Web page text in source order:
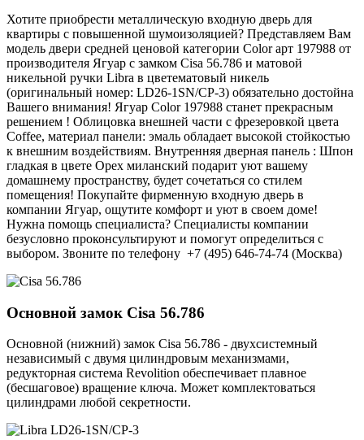
Хотите приобрести металлическую входную дверь для
квартиры с повышенной шумоизоляцией? Представляем Вам
модель двери средней ценовой категории Color арт 197988 от
производителя Ягуар с замком Cisa 56.786 и матовой
никельной ручки Libra в цветематовый никель
(оригинальный номер: LD26-1SN/CP-3) обязательно достойна
Вашего внимания! Ягуар Color 197988 станет прекрасным
решением ! Облицовка внешней части с фрезеровкой цвета
Coffee, материал панели: эмаль обладает высокой стойкостью
к внешним воздействиям. Внутренняя дверная панель : Шпон
гладкая в цвете Орех миланский подарит уют вашему
домашнему пространству, будет сочетаться со стилем
помещения! Покупайте фирменную входную дверь в
компании Ягуар, ощутите комфорт и уют в своем доме!
Нужна помощь специалиста? Специалисты компании
безусловно проконсультируют и помогут определиться с
выбором. Звоните по телефону +7 (495) 646-74-74 (Москва)
Основной замок Cisa 56.786
Основной (нижний) замок Cisa 56.786 - двухсистемный
независимый с двумя цилиндровым механизмами,
редукторная система Revolition обеспечивает плавное
(бесшаговое) вращение ключа. Может комплектоваться
цилиндрами любой секретности.